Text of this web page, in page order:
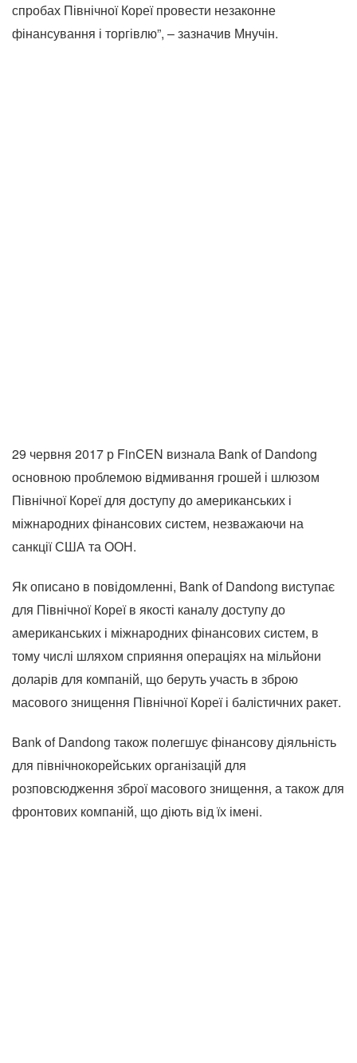
спробах Північної Кореї провести незаконне
фінансування і торгівлю”, – зазначив Мнучін.
29 червня 2017 р FinCEN визнала Bank of Dandong
основною проблемою відмивання грошей і шлюзом
Північної Кореї для доступу до американських і
міжнародних фінансових систем, незважаючи на
санкції США та ООН.
Як описано в повідомленні, Bank of Dandong виступає
для Північної Кореї в якості каналу доступу до
американських і міжнародних фінансових систем, в
тому числі шляхом сприяння операціях на мільйони
доларів для компаній, що беруть участь в зброю
масового знищення Північної Кореї і балістичних ракет.
Bank of Dandong також полегшує фінансову діяльність
для північнокорейських організацій для
розповсюдження зброї масового знищення, а також для
фронтових компаній, що діють від їх імені.